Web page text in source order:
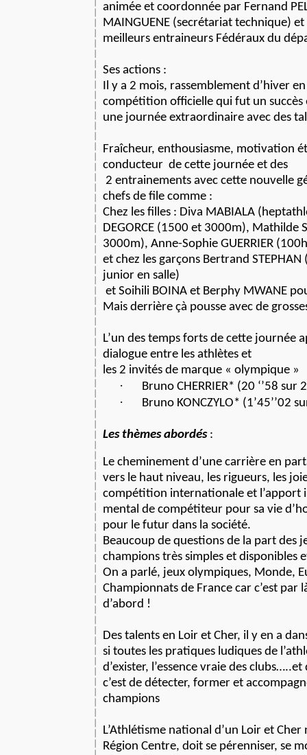
animée et coordonnée par Fernand
MAINGUENE (secrétariat technique)
meilleurs entraineurs Fédéraux du
Ses actions :
Il y a 2 mois, rassemblement d’hiver
compétition officielle qui fut un succès
une journée extraordinaire avec des
Fraîcheur, enthousiasme, motivation
conducteur de cette journée et des
2 entrainements avec cette nouvelle
chefs de file comme :
Chez les filles : Diva MABIALA
DEGORCE (1500 et 3000m), Mathilde
3000m), Anne-Sophie GUERRIER
et chez les garçons Bertrand
junior en salle)
et Soihili BOINA et Berphy MWANE
Mais derrière çà pousse avec de
L’un des temps forts de cette journée
dialogue entre les athlètes et
les 2 invités de marque « olympique »
· Bruno CHERRIER* (20 ‘’58 sur
· Bruno KONCZYLO* (1’45’’02
Les thèmes abordés:
Le cheminement d’une carrière en
vers le haut niveau, les rigueurs, les
compétition internationale et l’apport
mental de compétiteur pour sa vie
pour le futur dans la société.
Beaucoup de questions de la part des
champions très simples et disponibles
On a parlé, jeux olympiques, Monde,
Championnats de France car c’est par
d’abord !
Des talents en Loir et Cher, il y en a
si toutes les pratiques ludiques de
d’exister, l’essence vraie des clubs…..et
c’est de détecter, former et
champions
L’Athlétisme national d’un Loir et
Région Centre, doit se pérenniser, se